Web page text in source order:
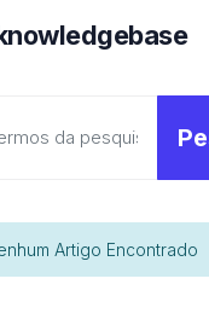
Artigo Encontrado